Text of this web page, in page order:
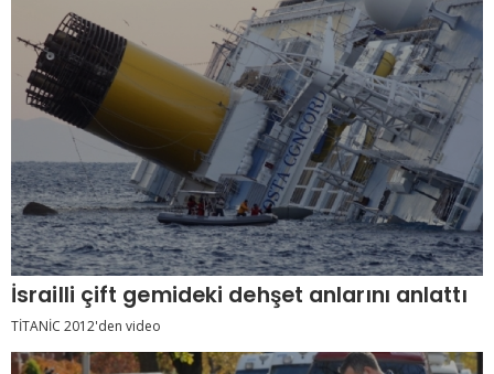
İsrailli çift gemideki dehşet anlarını anlattı
TİTANİC 2012'den video